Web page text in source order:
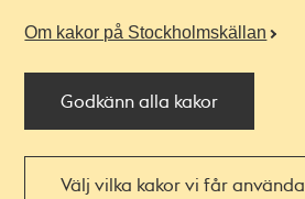
Om kakor på Stockholmskällan
Godkänn alla kakor
Välj vilka kakor vi får använda